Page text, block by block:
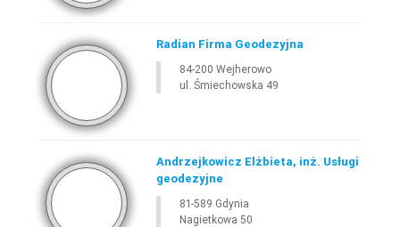
Radian Firma Geodezyjna
84-200 Wejherowo
ul. Śmiechowska 49
Andrzejkowicz Elżbieta, inż. Usługi
geodezyjne
81-589 Gdynia
Nagietkowa 50